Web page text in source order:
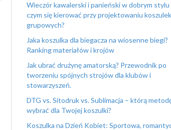
Wieczór kawalerski i panieński w dobrym stylu
czym się kierować przy projektowaniu koszulek
grupowych?
Jaka koszulka dla biegacza na wiosenne biegi?
Ranking materiałów i krojów
Jak ubrać drużynę amatorską? Przewodnik po
tworzeniu spójnych strojów dla klubów i
stowarzyszeń.
DTG vs. Sitodruk vs. Sublimacja – którą
wybrać dla Twojej koszulki?
Koszulka na Dzień Kobiet: Sportowa,